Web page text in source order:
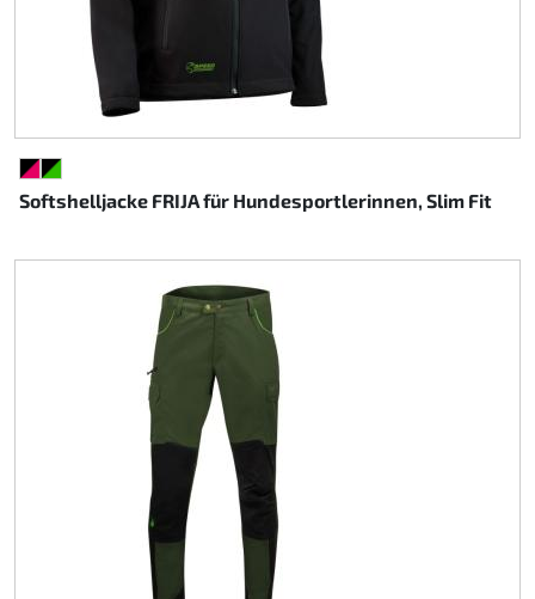
Softshelljacke FRIJA für Hundesportlerinnen, Slim Fit
SCHWARZ/PINK
SCHWARZ/GRÜN